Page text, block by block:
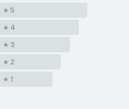
5
4
3
2
1